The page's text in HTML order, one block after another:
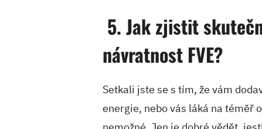
5. Jak zjistit
návratnost FVE?
Setkali jste se s tím, že vám
energie, nebo vás láká na téměř